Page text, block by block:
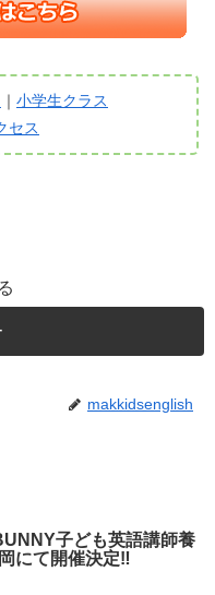
｜ 小学生クラス
セス
makkidsenglish
子ども英語講師養
にて開催決定‼️